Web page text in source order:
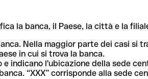
la banca, il Paese, la città e la
Nella maggior parte dei casi si
in cui si trova la banca.
indicano l'ubicazione della sede
“XXX” corrisponde alla sede